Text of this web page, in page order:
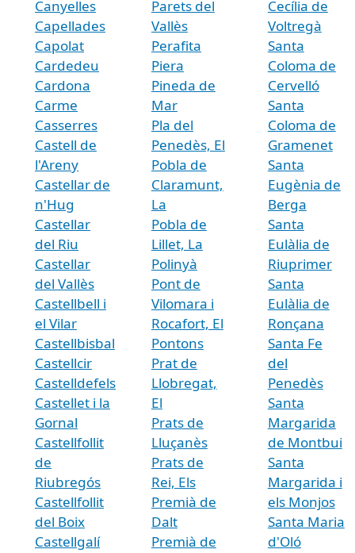
Canyelles
Capellades
Capolat
Cardedeu
Cardona
Carme
Casserres
Castell de
l'Areny
Castellar de
n'Hug
Castellar
del Riu
Castellar
del Vallès
Castellbell i
el Vilar
Castellbisbal
Castellcir
Castelldefels
Castellet i la
Gornal
Castellfollit
de
Riubregós
Castellfollit
del Boix
Castellgalí
Parets del
Vallès
Perafita
Piera
Pineda de
Mar
Pla del
Penedès, El
Pobla de
Claramunt,
La
Pobla de
Lillet, La
Polinyà
Pont de
Vilomara i
Rocafort, El
Pontons
Prat de
Llobregat,
El
Prats de
Lluçanès
Prats de
Rei, Els
Premià de
Dalt
Premià de
Cecília de
Voltregà
Santa
Coloma de
Cervelló
Santa
Coloma de
Gramenet
Santa
Eugènia de
Berga
Santa
Eulàlia de
Riuprimer
Santa
Eulàlia de
Ronçana
Santa Fe
del
Penedès
Santa
Margarida
de Montbui
Santa
Margarida i
els Monjos
Santa Maria
d'Oló